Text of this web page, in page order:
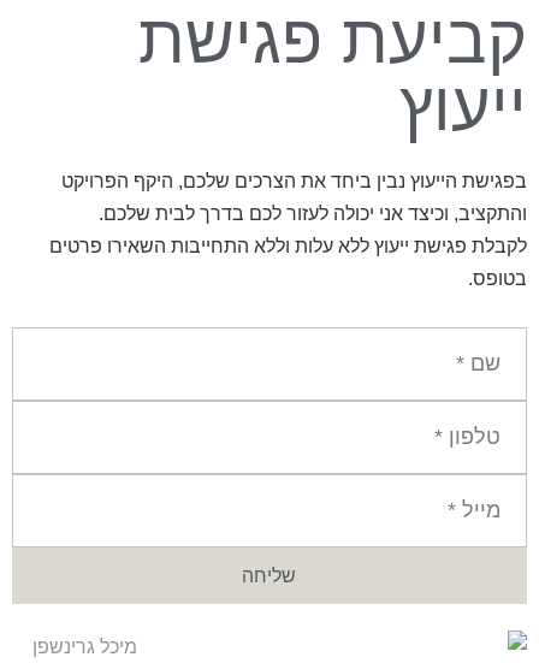
קביעת פגישת
ייעוץ
בפגישת הייעוץ נבין ביחד את הצרכים שלכם, היקף הפרויקט
והתקציב, וכיצד אני יכולה לעזור לכם בדרך לבית שלכם.
לקבלת פגישת ייעוץ ללא עלות וללא התחייבות השאירו פרטים
בטופס.
שליחה